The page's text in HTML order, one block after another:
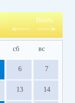
Июнь
сб вс
6 7
13 14